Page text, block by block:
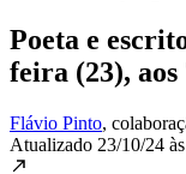
Poeta e
feira (23), aos
Flávio Pinto,
Atualizado 23/10/24